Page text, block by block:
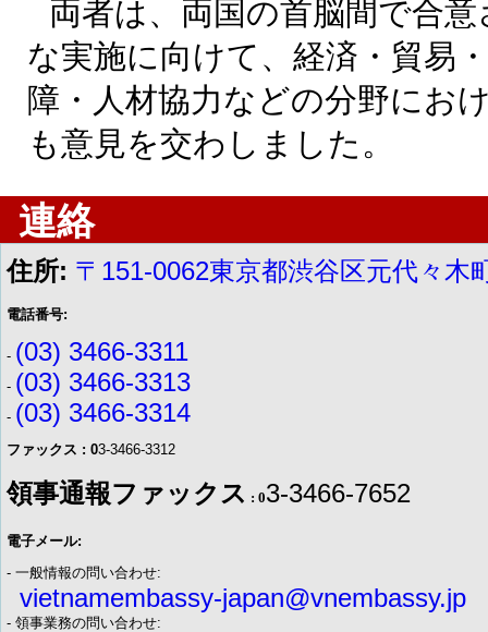
両者は、両国の首脳間で合
な実施に向けて、経済・貿易
障・人材協力などの分野にお
も意見を交わしました。
連絡
住所: 〒151-0062東京都渋谷区元代々木
電話番号:
- (03) 3466-3311
- (03) 3466-3313
- (03) 3466-3314
ファックス : 03-3466-3312
領事通報ファックス : 03-3466-7652
電子メール:
- 一般情報の問い合わせ:
vietnamembassy-japan@vnembassy.jp
- 領事業務の問い合わせ: